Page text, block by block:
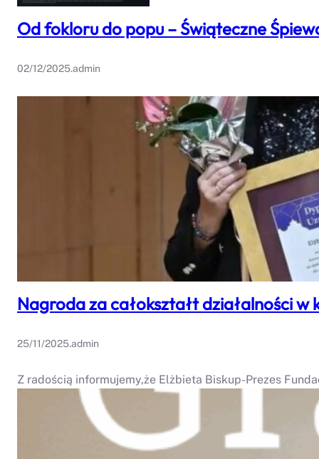
Od fokloru do popu – Świąteczne
02/12/2025.admin
Nagroda za całokształt działalności
25/11/2025.admin
Z radością informujemy,że Elżbieta Biskup-Prezes